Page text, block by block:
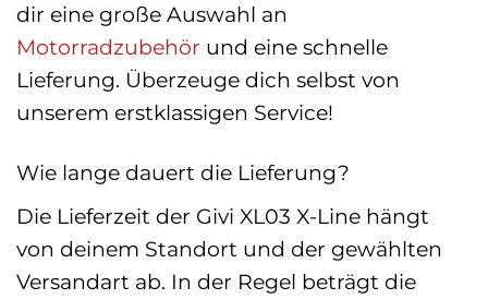
dir eine große Auswahl an
Motorradzubehör und eine schnelle
Lieferung. Überzeuge dich selbst von
unserem erstklassigen Service!
Wie lange dauert die Lieferung?
Die Lieferzeit der Givi XL03 X-Line hängt
von deinem Standort und der gewählten
Versandart ab. In der Regel beträgt die